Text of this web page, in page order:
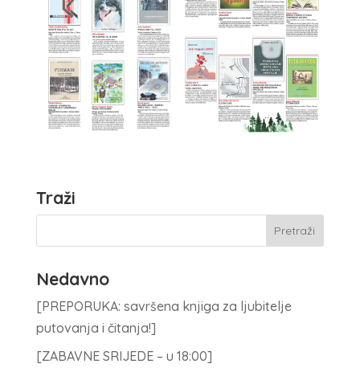
Traži
Nedavno
[PREPORUKA: savršena knjiga za ljubitelje
putovanja i čitanja!]
[ZABAVNE SRIJEDE – u 18:00]